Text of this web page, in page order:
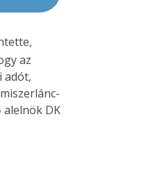
az
adót,
DK